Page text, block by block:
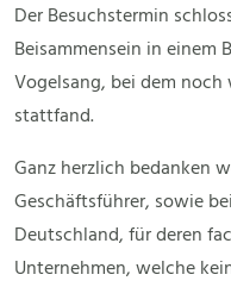
Der Besuchstermin
Beisammensein in
Vogelsang, bei dem
stattfand.
Ganz herzlich bedanken
Geschäftsführer, sowie
Deutschland, für deren
Unternehmen, welche